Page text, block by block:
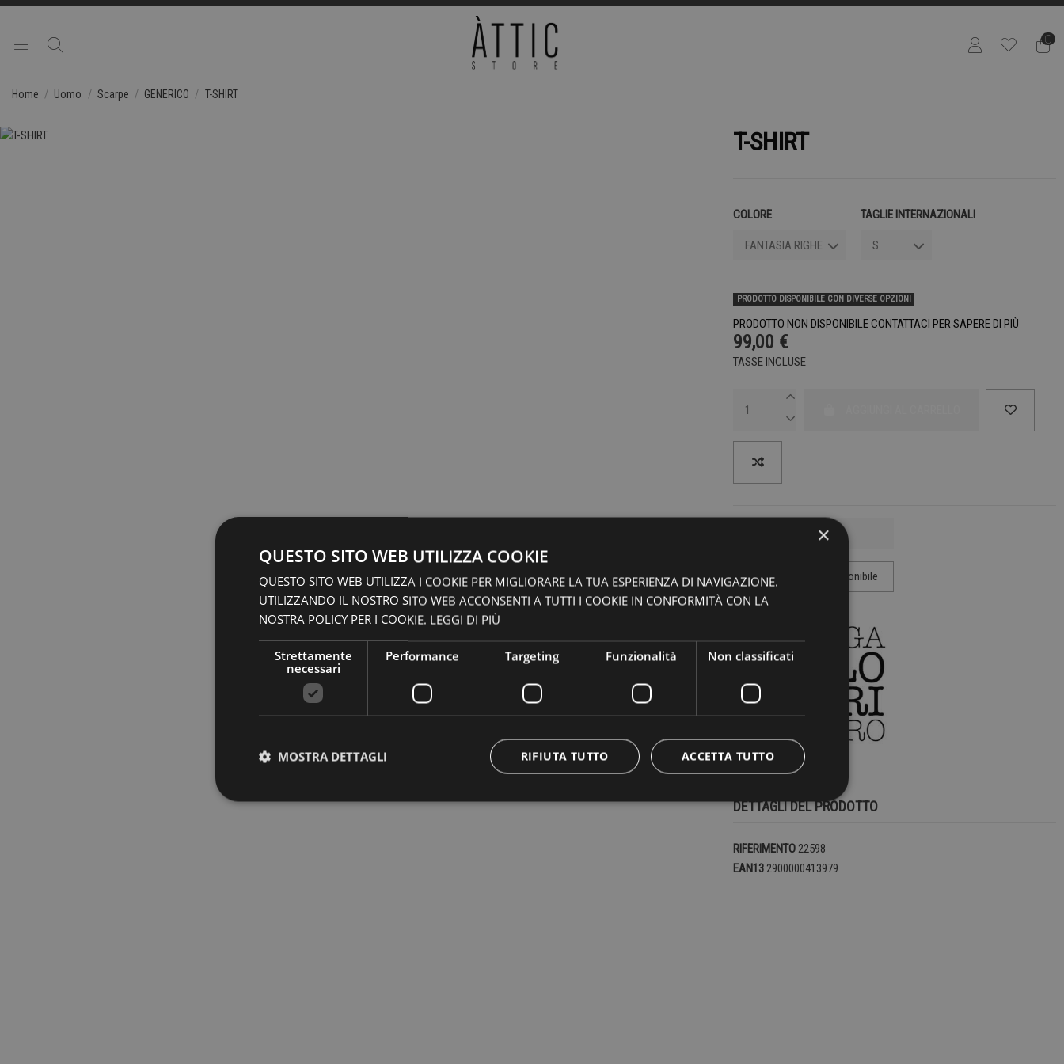
0
Home Uomo Scarpe GENERICO T-SHIRT
T-SHIRT
COLORE TAGLIE INTERNAZIONALI
PRODOTTO DISPONIBILE CON DIVERSE OPZIONI
PRODOTTO NON DISPONIBILE CONTATTACI PER SAPERE DI PIÙ
99,00 €
TASSE INCLUSE
DETTAGLI DEL PRODOTTO
RIFERIMENTO22598
EAN132900000413979
×
QUESTO SITO WEB UTILIZZA COOKIE
QUESTO SITO WEB UTILIZZA I COOKIE PER MIGLIORARE LA TUA ESPERIENZA DI NAVIGAZIONE.
UTILIZZANDO IL NOSTRO SITO WEB ACCONSENTI A TUTTI I COOKIE IN CONFORMITÀ CON LA
NOSTRA POLICY PER I COOKIE. LEGGI DI PIÙ
Strettamente
necessari
Performance Targeting Funzionalità Non classificati
ACCETTA TUTTO
RIFIUTA TUTTO
MOSTRA DETTAGLI